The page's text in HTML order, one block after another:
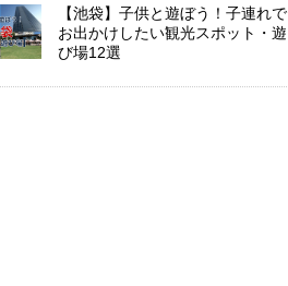
【池袋】子供と遊ぼう！子連れで
お出かけしたい観光スポット・遊
び場12選